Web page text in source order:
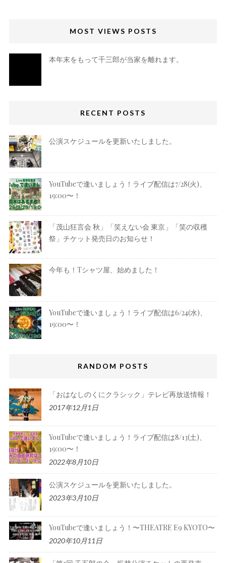
MOST VIEWS POSTS
本年末をもって千三郎が当家を離れます。
RECENT POSTS
公演スケジュールを更新いたしました。
YouTubeで逢いましょう！ライブ配信は7/28(火)、
19:00〜！
「茂山狂言会 秋」「笑えない会 東京」「笑の収穫
祭」チケット発売日のお知らせ！
今年も！Tシャツ屋、始めました！
YouTubeで逢いましょう！ライブ配信は6/24(水)、
19:00〜！
RANDOM POSTS
「おはなしのくにクラシック」テレビ再放送情報！
2017年12月1日
YouTubeで逢いましょう！ライブ配信は8/13(土)、
19:00〜！
2022年8月10日
公演スケジュールを更新いたしました。
2023年3月10日
YouTubeで逢いましょう！〜THEATRE E9 KYOTO〜
2020年10月11日